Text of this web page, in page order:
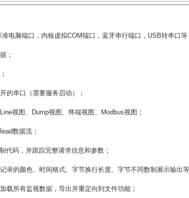
准电脑端口，内核虚拟COM端口，蓝牙串行端口， USB转串口等
；
的串口（需要服务启动）；
Line视图、 Dump视图、终端视图、 Modbus视图；
数据流；
代码，并跟踪完整请求信息和参数；
录的颜色、时间格式、字节换行长度、字节不同数制展示输出
载所有监视数据，导出并重定向到文件功能；